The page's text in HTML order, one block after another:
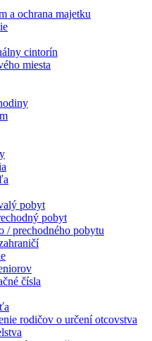
a ochrana majetku
cintorín
miesta
pobyt
pobyt
/ prechodného pobytu
čísla
rodičov o určení otcovstva